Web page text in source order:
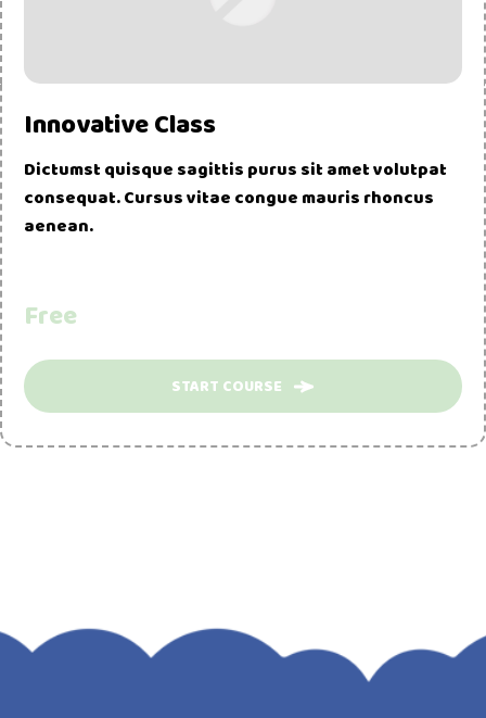
Innovative Class
Dictumst quisque sagittis purus sit amet volutpat
consequat. Cursus vitae congue mauris rhoncus
aenean.
Free
START COURSE